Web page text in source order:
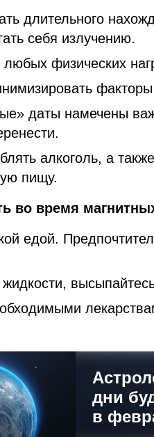
длительного
себя излучению.
любых физических
даты намечены
алкоголь, а
пищу.
во время
едой.
дни
в